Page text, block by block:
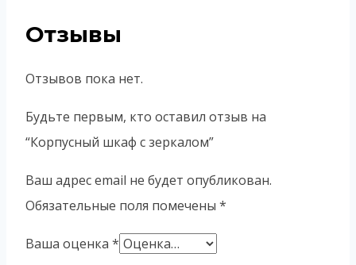
Отзывы
Отзывов пока нет.
Будьте первым, кто оставил отзыв на
“Корпусный шкаф с зеркалом”
Ваш адрес email не будет опубликован.
Обязательные поля помечены *
Ваша оценка *